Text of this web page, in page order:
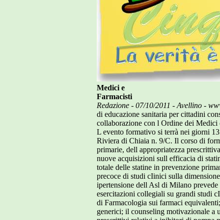
Medici e
Farmacisti
Redazione - 07/10/2011 - Avellino -
di educazione sanitaria per cittadini
collaborazione con l Ordine dei
L evento formativo si terrà nei giorni
Riviera di Chiaia n. 9/C. Il corso di
primarie, dell appropriatezza
nuove acquisizioni sull efficacia di
totale delle statine in prevenzione
precoce di studi cIinici sulla
ipertensione dell Asl di Milano
esercitazioni collegiali su grandi studi
di Farmacologia sui farmaci
generici; il counseling motivazionale a